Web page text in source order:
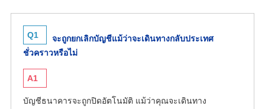
Q1
จะถูกยกเลิกบัญชีแม้ว่าจะเดินทางกลับประเทศ
ชั่วคราวหรือไม่
A1
บัญชีธนาคารจะถูกปิดอัตโนมัติ แม้ว่าคุณจะเดินทาง